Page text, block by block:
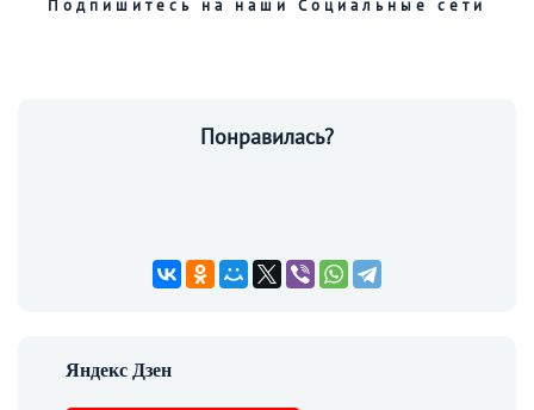
Подпишитесь на наши Социальные сети
Понравилась?